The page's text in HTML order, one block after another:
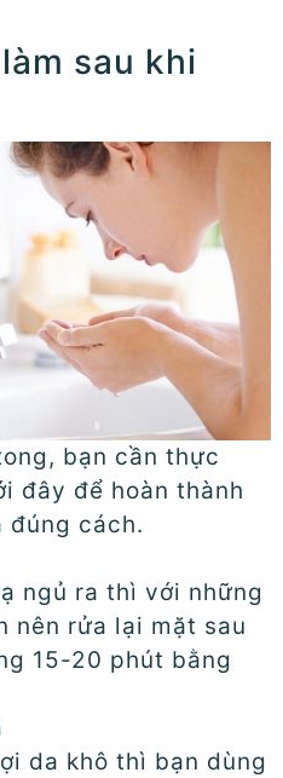
sau khi
bạn cần thực
đây để hoàn thành
đúng cách.
ngủ ra thì với những
nên rửa lại mặt sau
15-20 phút bằng
da khô thì bạn dùng